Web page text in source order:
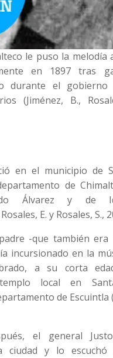
le puso la melodía
en 1897 tras
durante el gobierno
(Jiménez, B.,
en el municipio de
de
Álvarez y de
E. y Rosales, S.,
-que también era
incursionado en la
a su corta
local en
de Escuintla
el general
ciudad y lo escuchó